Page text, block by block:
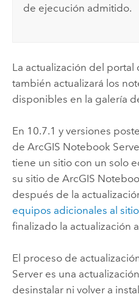
de ejecución admitido.
La actualización del portal
también actualizará los
disponibles en la galería
En 10.7.1 y versiones
de ArcGIS Notebook
tiene un sitio con un solo
su sitio de ArcGIS
después de la
equipos adicionales al sitio
finalizado la actualización a
El proceso de
Serveres una
desinstalar ni volver a